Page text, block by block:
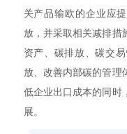
关产品输欧的企业应
放，并采取相关减排措
资产、碳排放、碳交
放、改善内部碳的管理
低企业出口成本的同时
展。